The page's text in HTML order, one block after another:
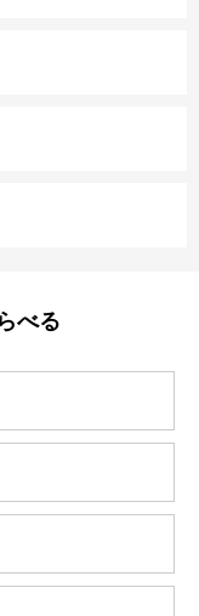
べる